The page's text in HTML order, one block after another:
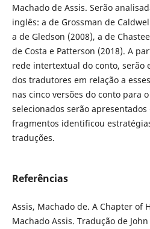
Machado de Assis. Serão
inglês: a de Grossman de
a de Gledson (2008), a de
de Costa e Patterson (2018). A
rede intertextual do conto, serão
dos tradutores em relação a
nas cinco versões do conto para
selecionados serão
fragmentos identificou
traduções.
Referências
Assis, Machado de. A Chapter of
Machado Assis. Tradução de